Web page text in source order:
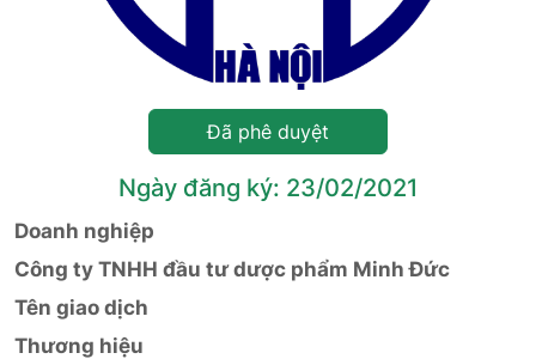
Đã phê duyệt
Ngày đăng ký: 23/02/2021
Doanh nghiệp
Công ty TNHH đầu tư dược phẩm Minh Đức
Tên giao dịch
Thương hiệu